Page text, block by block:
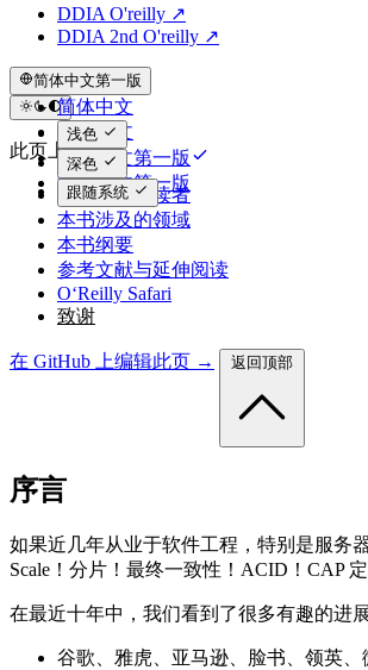
DDIA O'reilly ↗
DDIA 2nd O'reilly ↗
简体中文第一版
简体中文
繁体中文
简体中文第一版
繁体中文第一版
浅色
深色
跟随系统
此页上
本书的目标读者
本书涉及的领域
本书纲要
参考文献与延伸阅读
O‘Reilly Safari
致谢
在 GitHub 上编辑此页 → 返回顶部
序言
如果近几年从业于软件工程，特别是服务
Scale！分片！最终一致性！ACID！CAP
在最近十年中，我们看到了很多有趣的进
谷歌、雅虎、亚马逊、脸书、领英